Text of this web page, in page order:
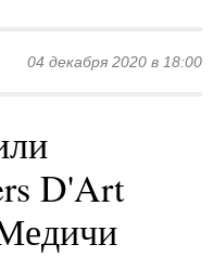
04 декабря 2020 в 18:00
D'Art